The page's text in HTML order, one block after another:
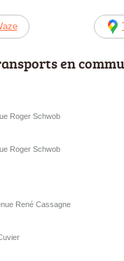
en
Roger Schwob
Roger Schwob
René Cassagne